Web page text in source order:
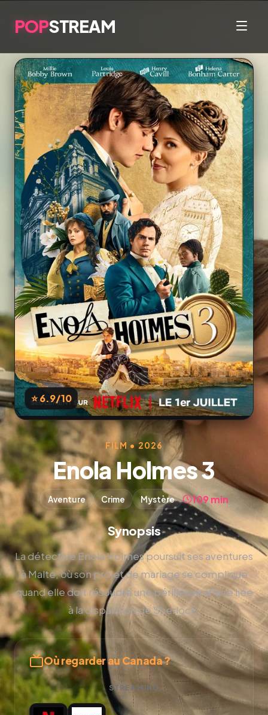
POPSTREAM
⭐ 6.9/10
FILM • 2026
Enola Holmes 3
Aventure Crime Mystère 109 min
Synopsis
La détective Enola Holmes poursuit ses aventures
à Malte, où son projet de mariage se complique
quand elle doit résoudre une périlleuse affaire liée
à la disparition de Sherlock.
Où regarder au Canada ?
STREAMING